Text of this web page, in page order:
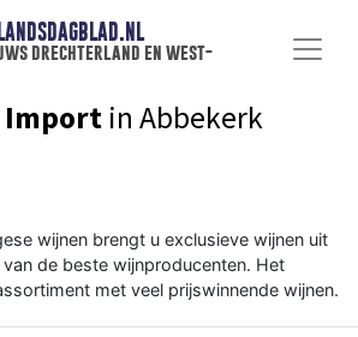
drechterland en west-
Import in Abbekerk
wijnen brengt u exclusieve wijnen uit
de beste wijnproducenten. Het
met veel prijswinnende wijnen.